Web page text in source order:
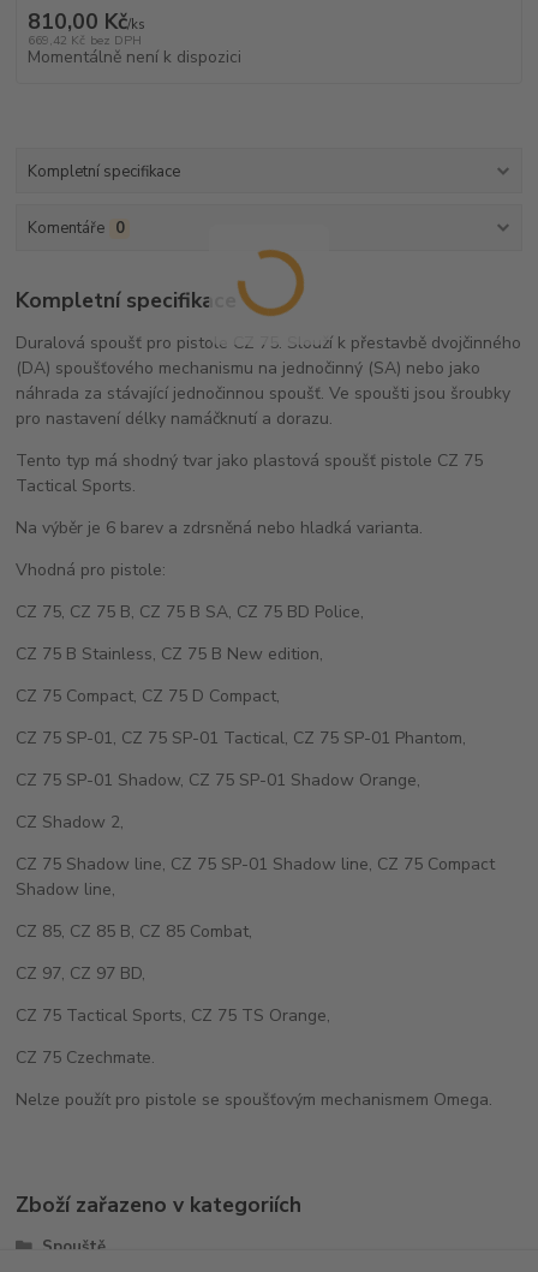
810,00 Kč/ks
669,42 Kč bez DPH
Momentálně není k dispozici
Kompletní specifikace
Komentáře 0
Kompletní specifikace
Duralová spoušť pro pistole CZ 75. Slouží k přestavbě dvojčinného
(DA) spoušťového mechanismu na jednočinný (SA) nebo jako
náhrada za stávající jednočinnou spoušť. Ve spoušti jsou šroubky
pro nastavení délky namáčknutí a dorazu.
Tento typ má shodný tvar jako plastová spoušť pistole CZ 75
Tactical Sports.
Na výběr je 6 barev a zdrsněná nebo hladká varianta.
Vhodná pro pistole:
CZ 75, CZ 75 B, CZ 75 B SA, CZ 75 BD Police,
CZ 75 B Stainless, CZ 75 B New edition,
CZ 75 Compact, CZ 75 D Compact,
CZ 75 SP-01, CZ 75 SP-01 Tactical, CZ 75 SP-01 Phantom,
CZ 75 SP-01 Shadow, CZ 75 SP-01 Shadow Orange,
CZ Shadow 2,
CZ 75 Shadow line, CZ 75 SP-01 Shadow line, CZ 75 Compact
Shadow line,
CZ 85, CZ 85 B, CZ 85 Combat,
CZ 97, CZ 97 BD,
CZ 75 Tactical Sports, CZ 75 TS Orange,
CZ 75 Czechmate.
Nelze použít pro pistole se spoušťovým mechanismem Omega.
Zboží zařazeno v kategoriích
Spouště